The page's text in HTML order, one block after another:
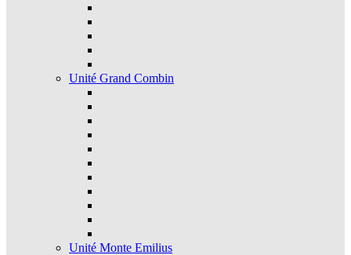
Unité Grand Combin
Unité Monte Emilius